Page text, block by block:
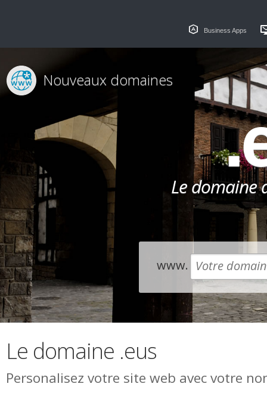
Business Apps
Le domaine
Nouveaux domaines
www.
Le domaine .eus
Personalisez votre site web avec votre